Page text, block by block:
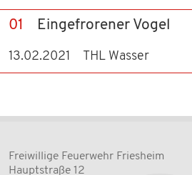
13.02.2021 THL Wasser
01 Eingefrorener Vogel
Freiwillige Feuerwehr Friesheim
Hauptstraße 12